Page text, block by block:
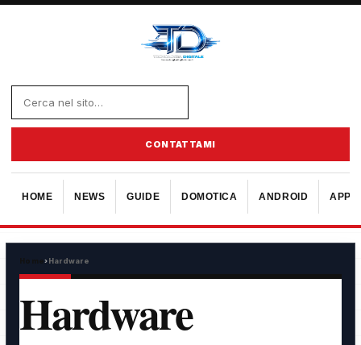
CONTATTAMI
HOME NEWS GUIDE DOMOTICA ANDROID
Home›Hardware
Hardware